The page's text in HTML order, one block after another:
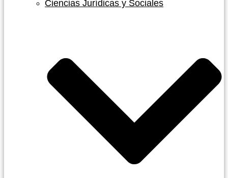
Ciencias Jurídicas y Sociales